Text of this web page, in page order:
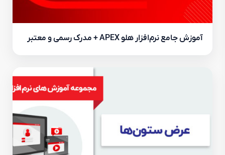
آموزش جامع نرم‌افزار هلو APEX + مدرک رسمی و معتبر